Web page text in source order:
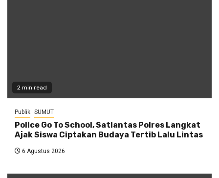
2 min read
Publik SUMUT
Police Go To School, Satlantas Polres Langkat
Ajak Siswa Ciptakan Budaya Tertib Lalu Lintas
6 Agustus 2026